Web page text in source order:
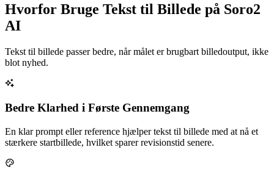
Hvorfor Bruge Tekst til Billede på Soro2
AI
Tekst til billede passer bedre, når målet er brugbart billedoutput, ikke
blot nyhed.
Bedre Klarhed i Første Gennemgang
En klar prompt eller reference hjælper tekst til billede med at nå et
stærkere startbillede, hvilket sparer revisionstid senere.